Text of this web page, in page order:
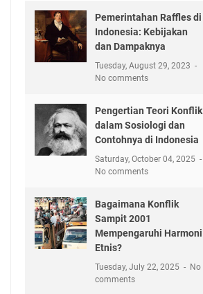
Pemerintahan Raffles di
Indonesia: Kebijakan
dan Dampaknya
Tuesday, August 29, 2023
No comments
Pengertian Teori Konflik
dalam Sosiologi dan
Contohnya di Indonesia
Saturday, October 04, 2025
No comments
Bagaimana Konflik
Sampit 2001
Mempengaruhi Harmoni
Etnis?
Tuesday, July 22, 2025
No
comments